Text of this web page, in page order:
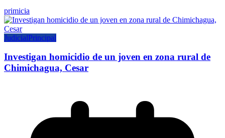
primicia
JudicialPrincipal
Investigan homicidio de un joven en zona rural de
Chimichagua, Cesar